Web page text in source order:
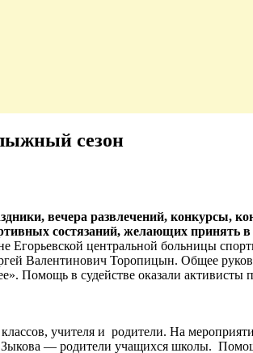
сезон
вечера развлечений, конкурсы,
состязаний, желающих принять в
Егорьевской центральной больницы
Валентинович Торопицын. Общее
Помощь в судействе оказали
учителя и родители. На
— родители учащихся школы.